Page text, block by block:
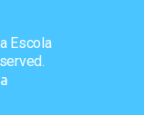
Escola